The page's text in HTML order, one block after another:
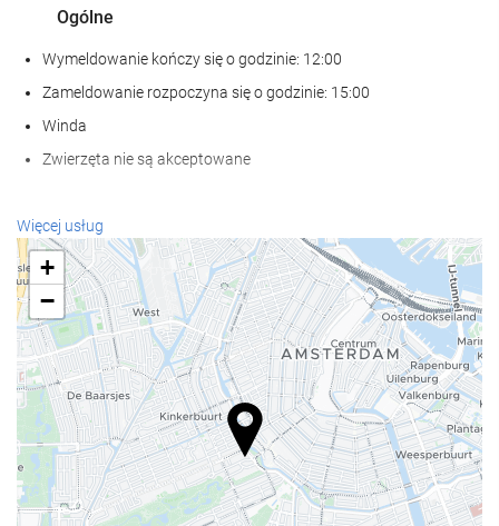
Ogólne
Wymeldowanie kończy się o godzinie: 12:00
Zameldowanie rozpoczyna się o godzinie: 15:00
Winda
Zwierzęta nie są akceptowane
Recepcja
całodobowa recepcja
przechowalnia bagażu
Posiłki i napoje
Restauracja à la carte
Bar
Centrum biznesowe
Więcej usług
+
−